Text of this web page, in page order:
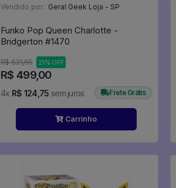
Vendido por: Geral Geek Loja - SP
Funko Pop Queen Charlotte -
Bridgerton #1470
R$ 631,65 21% OFF
R$ 499,00
4x R$ 124,75 sem juros Frete Grátis
Carrinho